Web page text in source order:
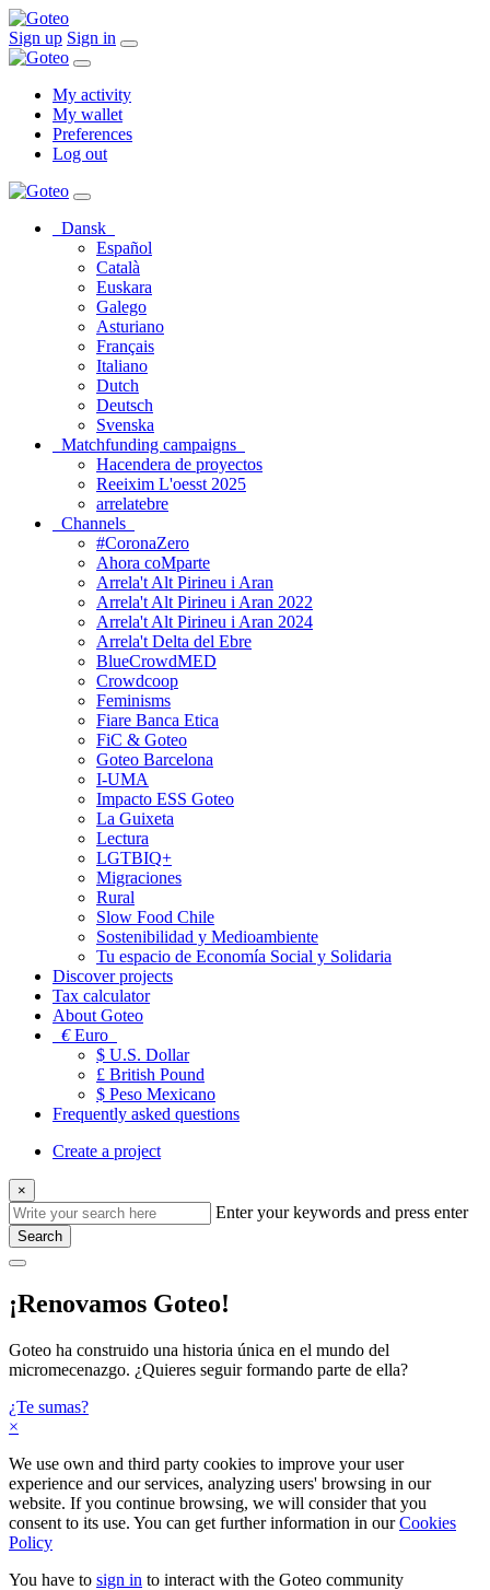
Sign up Sign in
My activity
My wallet
Preferences
Log out
Dansk
Español
Català
Euskara
Galego
Asturiano
Français
Italiano
Dutch
Deutsch
Svenska
Matchfunding campaigns
Hacendera de proyectos
Reeixim L'oesst 2025
arrelatebre
Channels
#CoronaZero
Ahora coMparte
Arrela't Alt Pirineu i Aran
Arrela't Alt Pirineu i Aran 2022
Arrela't Alt Pirineu i Aran 2024
Arrela't Delta del Ebre
BlueCrowdMED
Crowdcoop
Feminisms
Fiare Banca Etica
FiC & Goteo
Goteo Barcelona
I-UMA
Impacto ESS Goteo
La Guixeta
Lectura
LGTBIQ+
Migraciones
Rural
Slow Food Chile
Sostenibilidad y Medioambiente
Tu espacio de Economía Social y Solidaria
Discover projects
Tax calculator
About Goteo
€Euro
$ U.S. Dollar
£ British Pound
$ Peso Mexicano
Frequently asked questions
Create a project
×
Enter your keywords and press enter
Search
¡Renovamos Goteo!
Goteo ha construido una historia única en el mundo del
micromecenazgo. ¿Quieres seguir formando parte de ella?
¿Te sumas?
×
We use own and third party cookies to improve your user
experience and our services, analyzing users' browsing in our
website. If you continue browsing, we will consider that you
consent to its use. You can get further information in ourCookies
Policy
You have to sign in to interact with the Goteo community